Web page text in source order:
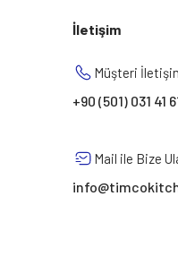
İletişim
Müşteri
+90 (501) 031 41
Mail ile Bize